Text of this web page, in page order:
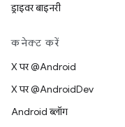
ड्राइवर बाइनरी
कनेक्ट करें
X पर @Android
X पर @AndroidDev
Android ब्लॉग